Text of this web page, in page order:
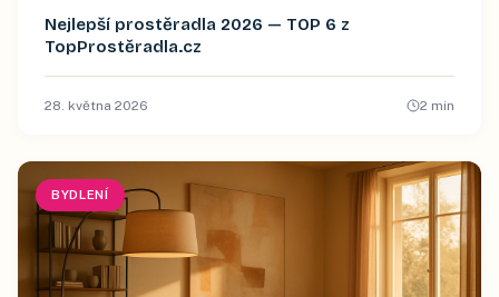
Nejlepší prostěradla 2026 — TOP 6 z
TopProstěradla.cz
28. května 2026 2 min
BYDLENÍ